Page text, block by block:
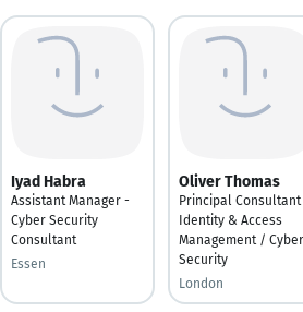
Iyad Habra
Assistant Manager -
Cyber Security
Consultant
Essen
Oliver Thomas
Principal
Identity & Access
Management / Cyber
Security
London